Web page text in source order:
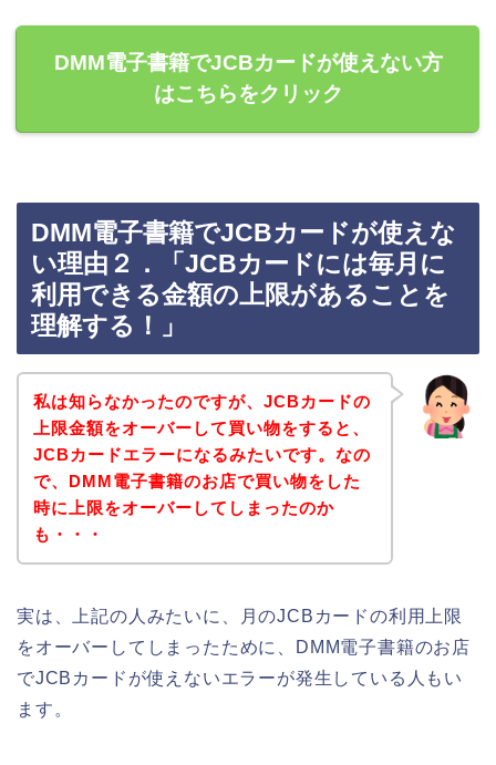
DMM電子書籍でJCBカードが使えない方
はこちらをクリック
DMM電子書籍でJCBカードが使えな
い理由２．「JCBカードには毎月に
利用できる金額の上限があることを
理解する！」
私は知らなかったのですが、JCBカードの
上限金額をオーバーして買い物をすると、
JCBカードエラーになるみたいです。なの
で、DMM電子書籍のお店で買い物をした
時に上限をオーバーしてしまったのか
も・・・
実は、上記の人みたいに、月のJCBカードの利用上限
をオーバーしてしまったために、DMM電子書籍のお店
でJCBカードが使えないエラーが発生している人もい
ます。